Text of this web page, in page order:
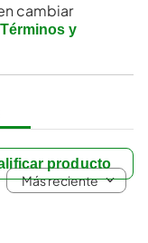
cambiar
y
producto
Más reciente